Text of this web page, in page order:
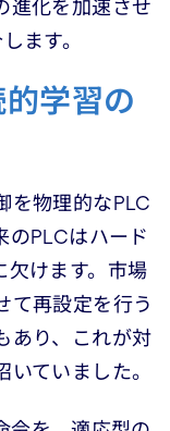
進化を加速させ
ます。
学習の
を物理的な PLC
のPLCはハード
欠けます。市場
て再設定を行う
あり、これが対
ていました。